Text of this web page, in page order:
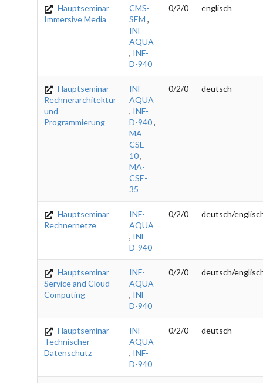
Hauptseminar
Immersive Media
CMS-
SEM ,
INF-
AQUA
, INF-
D-940
0/2/0 englisch
Hauptseminar
Rechnerarchitektur
und
Programmierung
INF-
AQUA
, INF-
D-940,
MA-
CSE-
10,
MA-
CSE-
35
0/2/0 deutsch
Hauptseminar
Rechnernetze
INF-
AQUA
, INF-
D-940
0/2/0 deutsch/
Hauptseminar
Service and Cloud
Computing
INF-
AQUA
, INF-
D-940
0/2/0 deutsch/
Hauptseminar
Technischer
Datenschutz
INF-
AQUA
, INF-
D-940
0/2/0 deutsch